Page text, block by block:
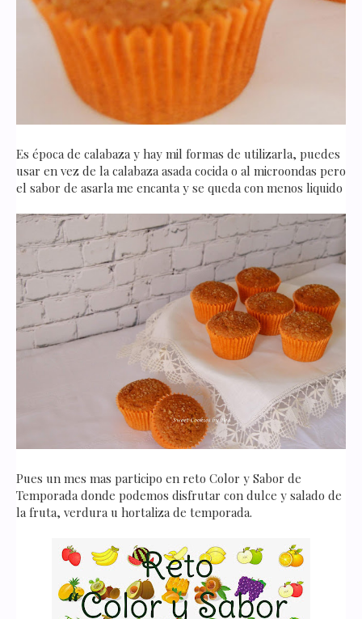
Es época de calabaza y hay mil formas de utilizarla, puedes
usar en vez de la calabaza asada cocida o al microondas pero
el sabor de asarla me encanta y se queda con menos liquido
Pues un mes mas participo en reto Color y Sabor de
Temporada donde podemos disfrutar con dulce y salado de
la fruta, verdura u hortaliza de temporada.